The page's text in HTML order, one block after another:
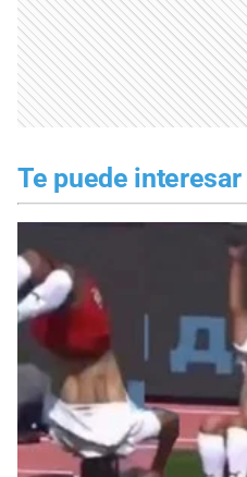
Te puede interesar